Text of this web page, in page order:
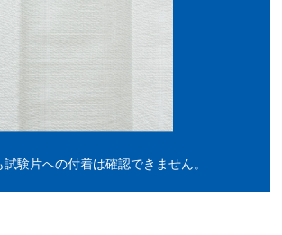
験片への付着は確認できません。